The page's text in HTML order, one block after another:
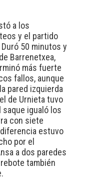
a los
y el partido
50 minutos y
Barrenetxea,
más fuerte
fallos, aunque
pared izquierda
de Urnieta tuvo
saque igualó los
con siete
estuvo
por el
a dos paredes
también